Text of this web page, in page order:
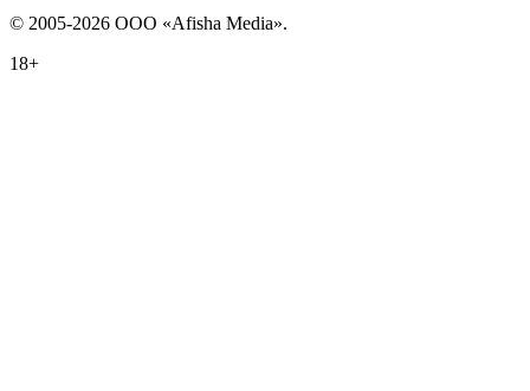
© 2005-2026 ООО «Afisha Media».
18+